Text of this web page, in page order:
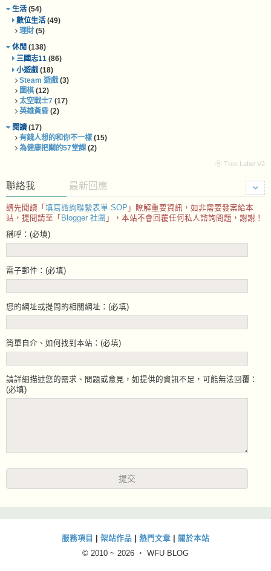
生活(54)
數位生活(49)
理財(5)
休閒 (138)
三國志11 (86)
小遊戲(18)
Steam 遊戲(3)
圍棋(12)
太空戰士7 (17)
英雄黃昏 (2)
閱讀 (17)
有錢人想的和你不一樣(15)
為健康把關的57堂課(2)
ⓦ Tree Label V2
聯絡我 最新回應
請先閱讀「 填寫諮詢聯繫表單 SOP 」瞭解重要資訊，如非需要發案給本
站，提問請至「 Blogger 社團 」，本站不會回覆任何私人諮詢問題，謝謝！
稱呼：(必填)
電子郵件：(必填)
您的網址或提問的相關網址：(必填)
簡單自介、如何找到本站：(必填)
請詳細描述您的需求、問題或意見，如提供的資訊不足，可能無法回覆：
(必填)
服務項目 架站作品 熱門文章
關於本站
© 2010 ~ 2026 ‧ WFU BLOG